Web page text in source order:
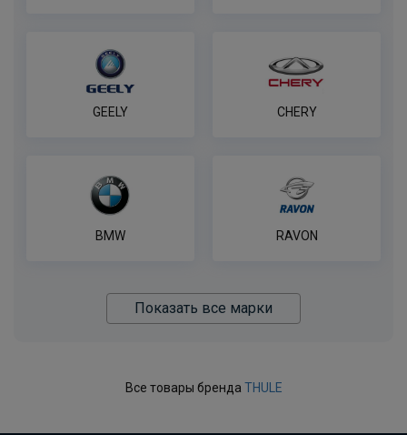
GEELY CHERY
BMW RAVON
Показать все марки
Все товары бренда THULE